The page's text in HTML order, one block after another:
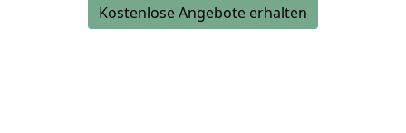
Kostenlose Angebote erhalten